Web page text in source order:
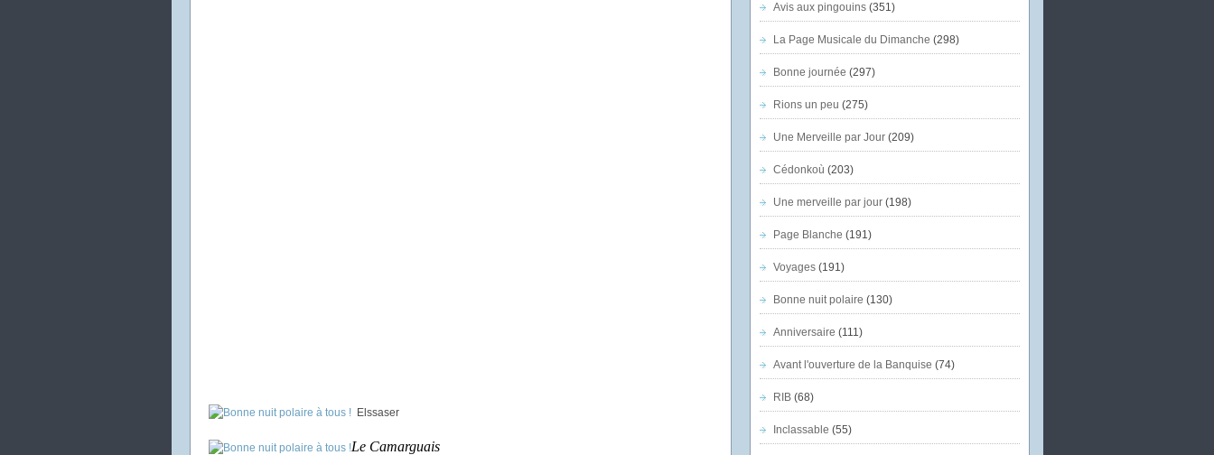
Elssaser
Le Camarguais
Avis aux pingouins(351)
La Page Musicale du Dimanche (298)
Bonne journée (297)
Rions un peu (275)
Une Merveille par Jour(209)
Cédonkoù (203)
Une merveille par jour(198)
Page Blanche (191)
Voyages(191)
Bonne nuit polaire (130)
Anniversaire (111)
Avant l'ouverture de la Banquise (74)
RIB(68)
Inclassable (55)